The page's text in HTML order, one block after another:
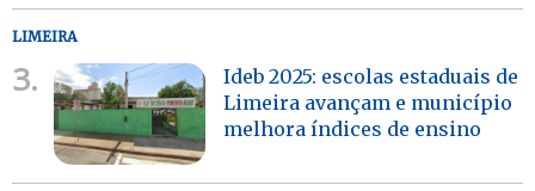
LIMEIRA
3.
Ideb 2025: escolas estaduais de
Limeira avançam e município
melhora índices de ensino